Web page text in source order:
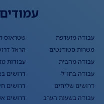
עבודה מועדפת
משרות סטודנטים
עבודה מהבית
עבודה בחו"ל
דרושים שליחים
עבודה בשעות הערב
שטראוס
הראל
עבודות
דרושים
דרושים
דרושים